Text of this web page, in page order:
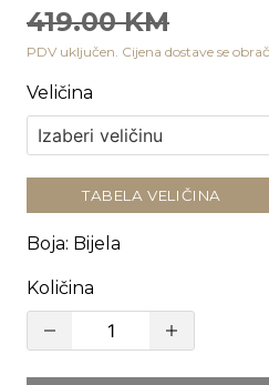
419.00 KM
PDV uključen. Cijena dostave se
Veličina
TABELA VELIČINA
Boja: Bijela
Količina